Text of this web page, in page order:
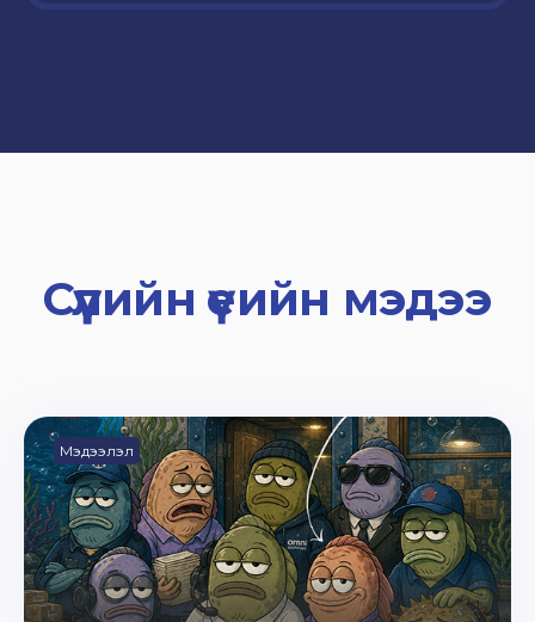
Сүүлийн үеийн мэдээ
Мэдээлэл